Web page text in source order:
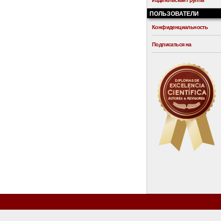
ПОЛЬЗОВАТЕЛИ
Конфиденциальность
Подписаться на